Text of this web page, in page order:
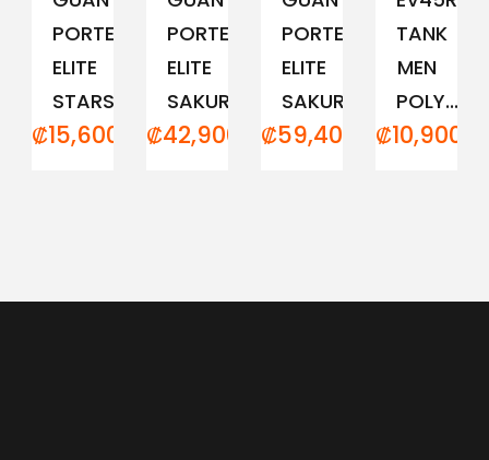
PORTERO
ELITE
STARS
₡15,600.00
PORTERO
ELITE
SAKURA...
₡42,900.00
PORTERO
ELITE
SAKURA...
₡59,400.00
TANK
MEN
POLY...
₡